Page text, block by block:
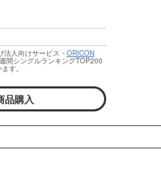
法人向けサービス・ ORICON
間シングルランキングTOP200
す。
品購入